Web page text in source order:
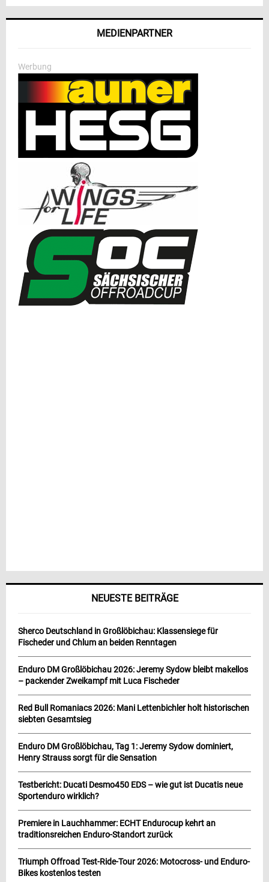
MEDIENPARTNER
Werbung
NEUESTE BEITRÄGE
Sherco Deutschland in Großlöbichau: Klassensiege für
Fischeder und Chlum an beiden Renntagen
Enduro DM Großlöbichau 2026: Jeremy Sydow bleibt makellos
– packender Zweikampf mit Luca Fischeder
Red Bull Romaniacs 2026: Mani Lettenbichler holt historischen
siebten Gesamtsieg
Enduro DM Großlöbichau, Tag 1: Jeremy Sydow dominiert,
Henry Strauss sorgt für die Sensation
Testbericht: Ducati Desmo450 EDS – wie gut ist Ducatis neue
Sportenduro wirklich?
Premiere in Lauchhammer: ECHT Endurocup kehrt an
traditionsreichen Enduro-Standort zurück
Triumph Offroad Test-Ride-Tour 2026: Motocross- und Enduro-
Bikes kostenlos testen